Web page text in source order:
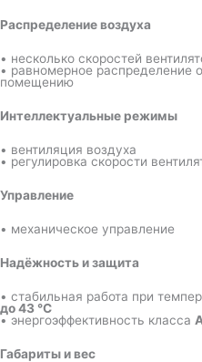
Распределение воздуха
• несколько скоростей
• равномерное распределение
помещению
Интеллектуальные режимы
• вентиляция воздуха
• регулировка скорости
Управление
• механическое управление
Надёжность и защита
• стабильная работа при
до 43 °C
• энергоэффективность класса
Габариты и вес